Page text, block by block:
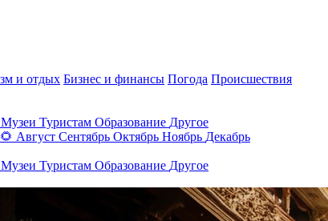
и отдых Бизнес и финансы Погода Происшествия
Музеи Туристам Образование Другое
🌻 Август Сентябрь Октябрь Ноябрь Декабрь
Музеи Туристам Образование Другое